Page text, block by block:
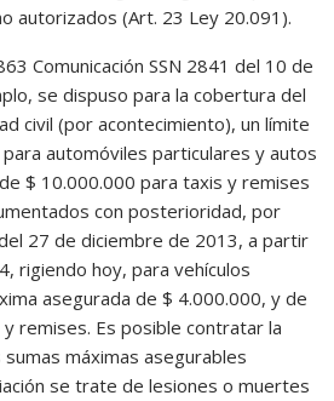
autorizados (Art. 23 Ley 20.091).
Comunicación SSN 2841 del 10 de
se dispuso para la cobertura del
civil (por acontecimiento), un límite
automóviles particulares y autos
$ 10.000.000 para taxis y remises
con posterioridad, por
27 de diciembre de 2013, a partir
rigiendo hoy, para vehículos
asegurada de $ 4.000.000, y de
remises. Es posible contratar la
máximas asegurables
se trate de lesiones o muertes